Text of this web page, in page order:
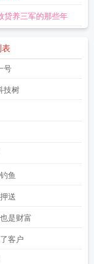
贷养三军的那些年
号
技树
鱼
送
是财富
客户